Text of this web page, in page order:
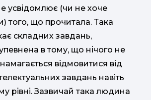
усвідомлює (чи не хоче
того, що прочитала. Така
складних завдань,
в тому, що нічого не
відмовитися від
завдань навіть
рівні. Зазвичай така людина